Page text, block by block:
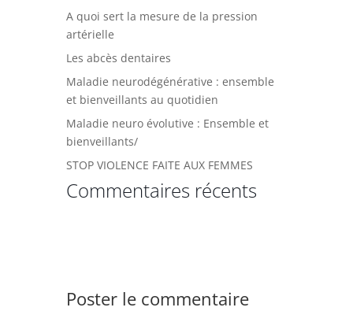
A quoi sert la mesure de la pression
artérielle
Les abcès dentaires
Maladie neurodégénérative : ensemble
et bienveillants au quotidien
Maladie neuro évolutive : Ensemble et
bienveillants/
STOP VIOLENCE FAITE AUX FEMMES
Commentaires récents
Poster le commentaire